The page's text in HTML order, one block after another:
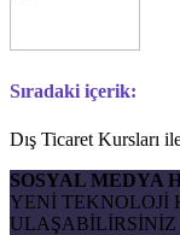
Sıradaki içerik:
Dış Ticaret Kursları
SOSYAL MEDYA
YENİ TEKNOLOJİ
ULAŞABİLİRSİNİZ